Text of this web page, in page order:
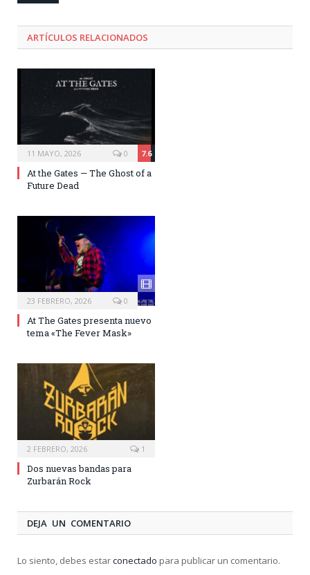
ARTÍCULOS RELACIONADOS
11 MAYO, 2026 7.6
0
At the Gates — The Ghost of a
Future Dead
23 FEBRERO, 2026 0
At The Gates presenta nuevo
tema «The Fever Mask»
2 FEBRERO, 2026 1
Dos nuevas bandas para
Zurbarán Rock
DEJA UN COMENTARIO
Lo siento, debes estarconectado para publicar un comentario.